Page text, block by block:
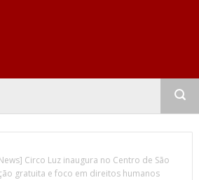
Circo Luz inaugura no Centro de São
gratuita e foco em direitos humanos